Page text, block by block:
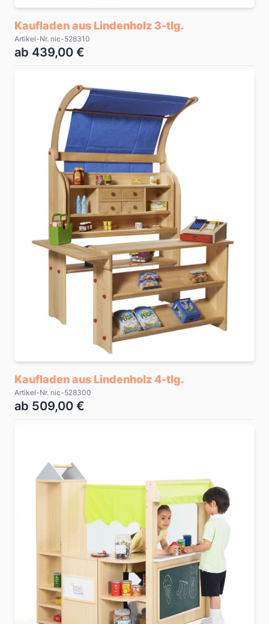
Kaufladen aus Lindenholz 3-tlg.
Artikel-Nr. nic-528310
ab 439,00 €
Kaufladen aus Lindenholz 4-tlg.
Artikel-Nr. nic-528300
ab 509,00 €